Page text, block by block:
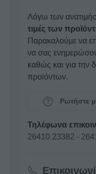
Λόγω των
τιμές των
Παρακαλούμε να
να σας
καθώς και για την
προϊόντων.
Ρωτήστε
Τηλέφωνα
26410 23382 -